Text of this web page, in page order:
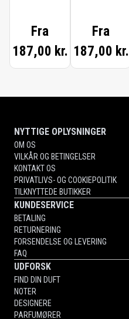
Fra
187,00 kr.
Fra
187,00 kr.
NYTTIGE OPLYSNINGER
OM OS
VILKÅR OG BETINGELSER
KONTAKT OS
PRIVATLIVS- OG COOKIEPOLITIK
TILKNYTTEDE BUTIKKER
KUNDESERVICE
BETALING
RETURNERING
FORSENDELSE OG LEVERING
FAQ
UDFORSK
FIND DIN DUFT
NOTER
DESIGNERE
PARFUMØRER